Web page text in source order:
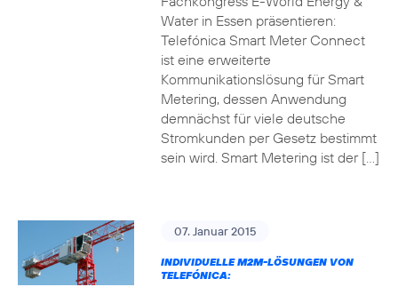
Water in Essen präsentieren:
Telefónica Smart Meter Connect
ist eine erweiterte
Kommunikationslösung für Smart
Metering, dessen Anwendung
demnächst für viele deutsche
Stromkunden per Gesetz bestimmt
sein wird. Smart Metering ist der […]
07. Januar 2015
INDIVIDUELLE M2M-LÖSUNGEN VON
TELEFÓNICA: